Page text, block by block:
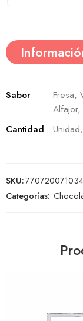
Sabor
Fresa,
Alfajor,
Cantidad
SKU:
Categorías: